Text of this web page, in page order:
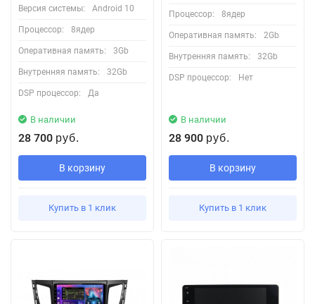
Версия системы: Android 10
Процессор: 8ядер
Оперативная память: 3Gb
Внутренняя память: 32Gb
DSP процессор: Да
В наличии
28 700 руб.
В корзину
Купить в 1 клик
Процессор: 8ядер
Оперативная память: 2Gb
Внутренняя память: 32Gb
DSP процессор: Нет
В наличии
28 900 руб.
В корзину
Купить в 1 клик